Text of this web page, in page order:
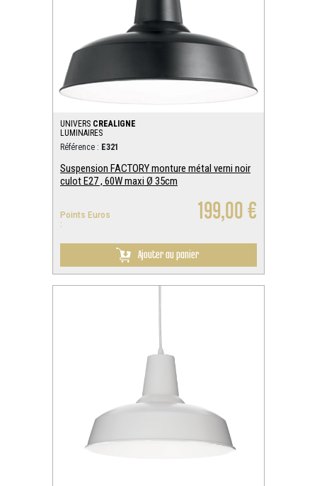
UNIVERS CREALIGNE
LUMINAIRES
Référence : E321
Suspension FACTORY monture métal verni noir
culot E27 , 60W maxi Ø 35cm
Points Euros
:
199,00 €
Ajouter au panier